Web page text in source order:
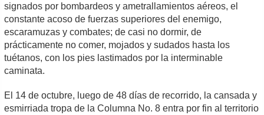
signados por bombardeos y ametrallamientos aéreos, el
constante acoso de fuerzas superiores del enemigo,
escaramuzas y combates; de casi no dormir, de
prácticamente no comer, mojados y sudados hasta los
tuétanos, con los pies lastimados por la interminable
caminata.
El 14 de octubre, luego de 48 días de recorrido, la cansada y
esmirriada tropa de la Columna No. 8 entra por fin al territorio